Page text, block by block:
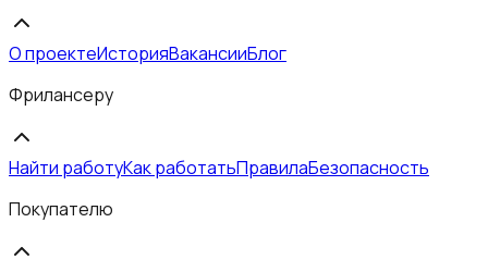
О проектеИсторияВакансииБлог
Фрилансеру
Найти работуКак работатьПравилаБезопасность
Покупателю